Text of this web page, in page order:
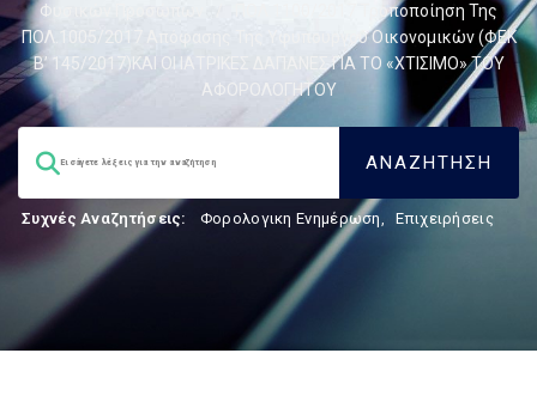
Φυσικών Προσώπων
ΠΟΛ.1100/2017 Τροποποίηση Της
ΠΟΛ.1005/2017 Απόφασης Της Υφυπουργού Οικονομικών (ΦΕΚ
Β’ 145/2017)ΚΑΙ ΟΙ ΙΑΤΡΙΚΕΣ ΔΑΠΑΝΕΣ ΓΙΑ ΤΟ «ΧΤΙΣΙΜΟ» ΤΟΥ
ΑΦΟΡΟΛΟΓΗΤΟΥ
Συχνές Αναζητήσεις: Φορολογικη Ενημέρωση, Επιχειρήσεις